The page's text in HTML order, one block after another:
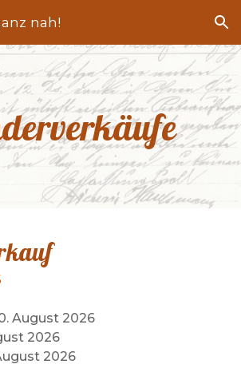
Skip to navigation
nah!
August 2026
2026
2026